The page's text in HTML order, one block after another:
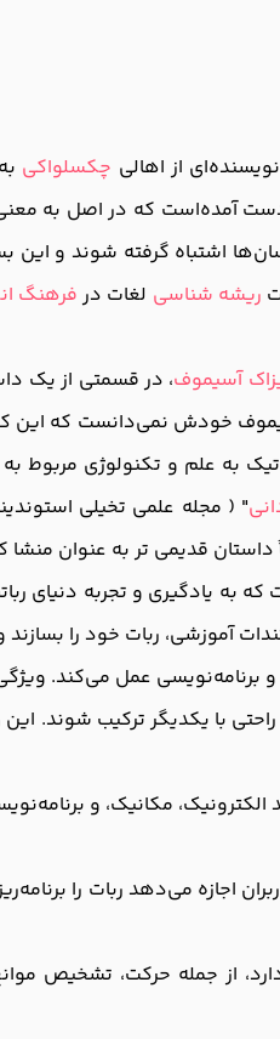
از اهالی چکسلواکی
دست آمده‌است که در اصل به
اشتباه گرفته شوند و این
ریشه شناسی لغات درفرهنگ
آسیموف، در قسمتی از یک
خودش نمی‌دانست که این
به علم و تکنولوژی مربوط
" ( مجله علمی تخیلی استوندینگ، مارس
قدیمی تر به عنوان
به یادگیری و تجربه دنیای
آموزشی، ربات خود را
عمل می‌کند.
با یکدیگر ترکیب شوند. این
مکانیک، و
اجازه می‌دهد ربات را
از جمله حرکت، تشخیص